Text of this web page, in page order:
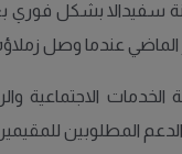
بشكل فوري بعد
عندما وصل زملاؤه
الاجتماعية
المطلوبين